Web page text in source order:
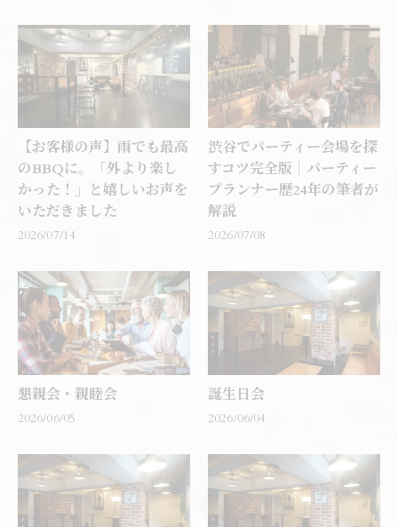
【お客様の声】雨でも最高
のBBQに。「外より楽し
かった！」と嬉しいお声を
いただきました
2026/07/14
渋谷でパーティー会場を探
すコツ完全版｜パーティー
プランナー歴24年の筆者が
解説
2026/07/08
懇親会・親睦会
2026/06/05
誕生日会
2026/06/04